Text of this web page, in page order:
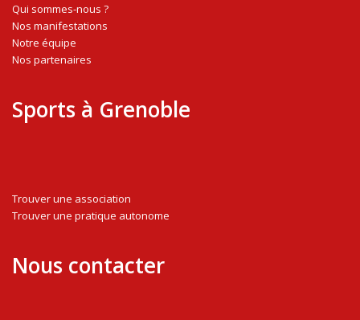
Qui sommes-nous ?
Nos manifestations
Notre équipe
Nos partenaires
Sports à Grenoble
Trouver une association
Trouver une pratique autonome
Nous contacter